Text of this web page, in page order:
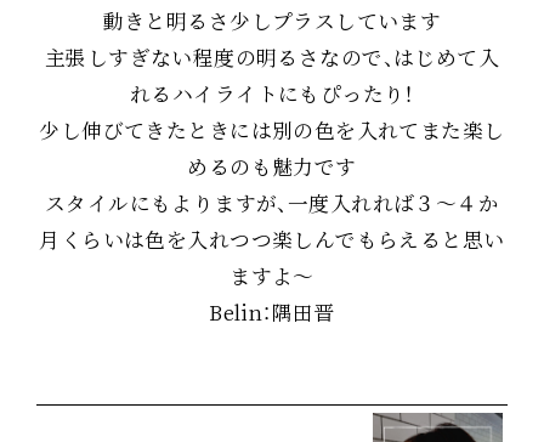
動きと明るさ少しプラスしています
主張しすぎない程度の明るさなので、はじめて入
れるハイライトにもぴったり！
少し伸びてきたときには別の色を入れてまた楽し
めるのも魅力です
スタイルにもよりますが、一度入れれば３～４か
月くらいは色を入れつつ楽しんでもらえると思い
ますよ～
Belin：隅田晋